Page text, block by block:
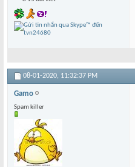
08-01-2020, 11:32:37 PM
Gamo
Spam killer